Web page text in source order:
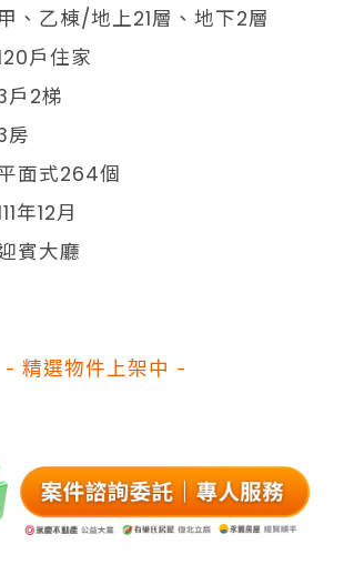
、乙棟/地上21層、地下2層
戶住家
戶2梯
房
面式264個
年12月
賓大廳
- 精選物件上架中 -